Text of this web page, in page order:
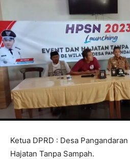
Ketua DPRD : Desa
Hajatan Tanpa Sampah.